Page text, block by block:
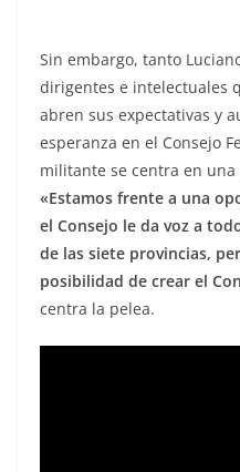
Sin embargo, tanto
dirigentes e intelectuales
abren sus expectativas y
esperanza en el Consejo
militante se centra en
«Estamos frente a una
el Consejo le da voz a
de las siete provincias,
posibilidad de crear el
centra la pelea.